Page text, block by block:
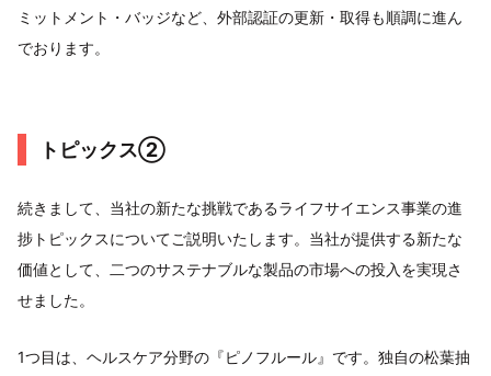
ミットメント・バッジなど、外部認証の更新・取得も順調に進ん
でおります。
トピックス②
続きまして、当社の新たな挑戦であるライフサイエンス事業の進
捗トピックスについてご説明いたします。当社が提供する新たな
価値として、二つのサステナブルな製品の市場への投入を実現さ
せました。
1つ目は、ヘルスケア分野の『ピノフルール』です。独自の松葉抽